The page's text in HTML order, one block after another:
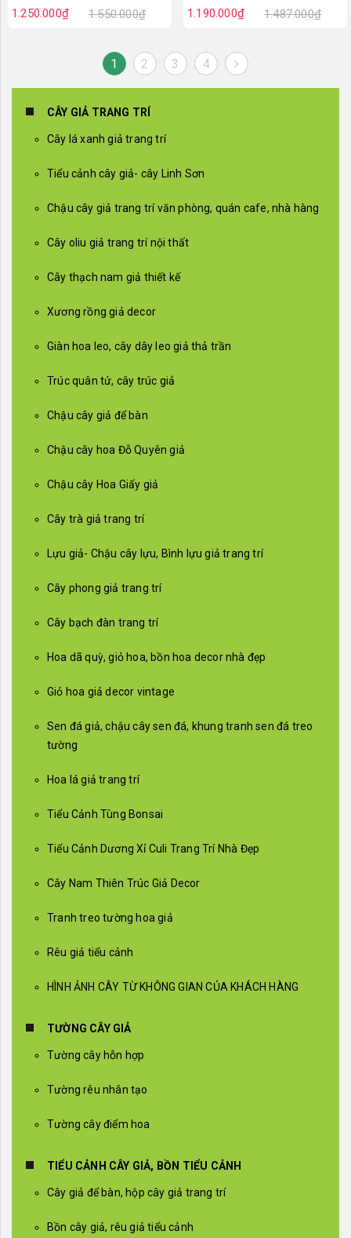
1.250.000₫ 1.550.000₫ 1.190.000₫ 1.487.000₫
1 2 3 4
CÂY GIẢ TRANG TRÍ
Cây lá xanh giả trang trí
Tiểu cảnh cây giả- cây Linh Sơn
Chậu cây giả trang trí văn phòng, quán cafe, nhà hàng
Cây oliu giả trang trí nội thất
Cây thạch nam giả thiết kế
Xương rồng giả decor
Giàn hoa leo, cây dây leo giả thả trần
Trúc quân tử, cây trúc giả
Chậu cây giả để bàn
Chậu cây hoa Đỗ Quyên giả
Chậu cây Hoa Giấy giả
Cây trà giả trang trí
Lựu giả- Chậu cây lựu, Bình lựu giả trang trí
Cây phong giả trang trí
Cây bạch đàn trang trí
Hoa dã quỳ, giỏ hoa, bồn hoa decor nhà đẹp
Giỏ hoa giả decor vintage
Sen đá giả, chậu cây sen đá, khung tranh sen đá treo
tường
Hoa lá giả trang trí
Tiểu Cảnh Tùng Bonsai
Tiểu Cảnh Dương Xỉ Culi Trang Trí Nhà Đẹp
Cây Nam Thiên Trúc Giả Decor
Tranh treo tường hoa giả
Rêu giả tiểu cảnh
HÌNH ẢNH CÂY TỪ KHÔNG GIAN CỦA KHÁCH HÀNG
TƯỜNG CÂY GIẢ
Tường cây hỗn hợp
Tường rêu nhân tạo
Tường cây điểm hoa
TIỂU CẢNH CÂY GIẢ, BỒN TIỂU CẢNH
Cây giả để bàn, hộp cây giả trang trí
Bồn cây giả, rêu giả tiểu cảnh